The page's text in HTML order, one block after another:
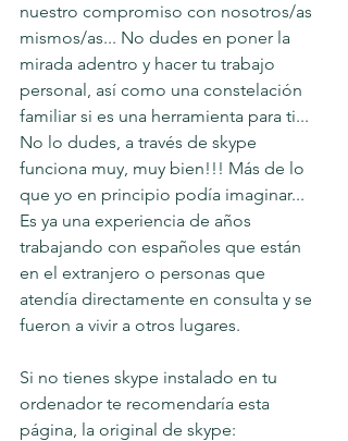
nuestro compromiso con nosotros/as
mismos/as... No dudes en poner la
mirada adentro y hacer tu trabajo
personal, así como una constelación
familiar si es una herramienta para ti...
No lo dudes, a través de skype
funciona muy, muy bien!!! Más de lo
que yo en principio podía imaginar...
Es ya una experiencia de años
trabajando con españoles que están
en el extranjero o personas que
atendía directamente en consulta y se
fueron a vivir a otros lugares.
Si no tienes skype instalado en tu
ordenador te recomendaría esta
página, la original de skype: